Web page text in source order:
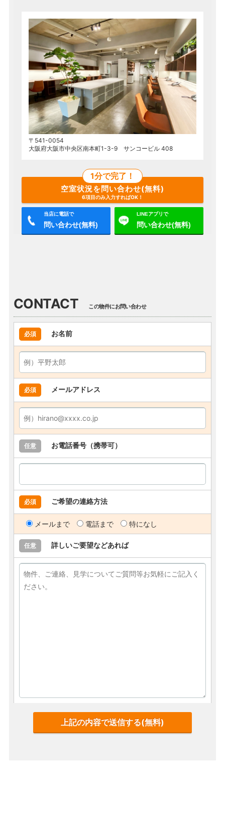
〒541-0054
大阪府大阪市中央区南本町1-3-9 サンコービル 408
1分で完了！
空室状況を問い合わせ(無料)
6項目のみ入力すればOK！
当店に電話で
問い合わせ(無料)
LINEアプリで
問い合わせ(無料)
CONTACT この物件にお問い合わせ
必須 お名前
必須 メールアドレス
任意 お電話番号（携帯可）
必須 ご希望の連絡方法
メールまで 電話まで 特になし
任意 詳しいご要望などあれば